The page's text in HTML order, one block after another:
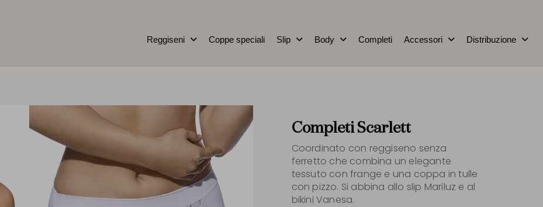
Reggiseni Coppe speciali Slip Body Completi Accessori Distribuzione
Completi Scarlett
Coordinato con reggiseno senza
ferretto che combina un elegante
tessuto con frange e una coppa in tulle
con pizzo. Si abbina allo slip Mariluz e al
bikini Vanesa.